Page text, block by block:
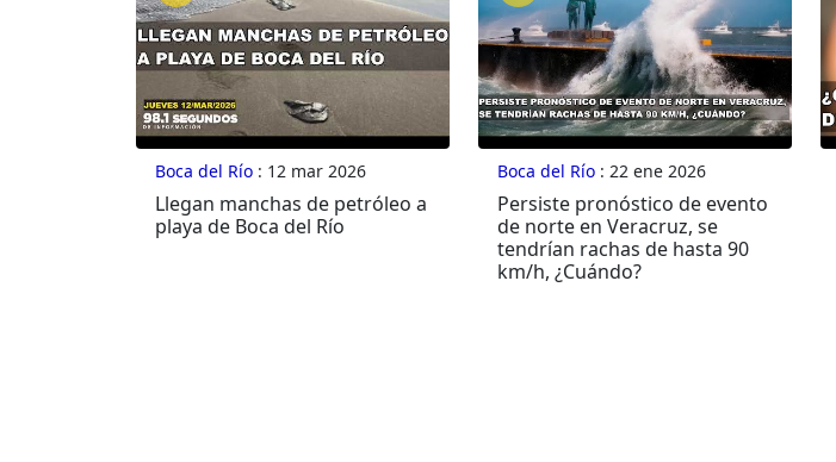
Boca del Río : 12 mar 2026
Llegan manchas de petróleo a
playa de Boca del Río
Boca del Río: 22 ene 2026
Persiste pronóstico de evento
de norte en Veracruz, se
tendrían rachas de hasta 90
km/h, ¿Cuándo?